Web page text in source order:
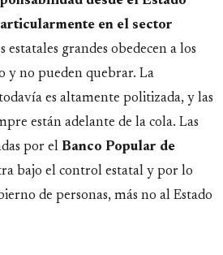
en el sector
estatales grandes obedecen a los
y no pueden quebrar. La
es altamente politizada, y las
están adelante de la cola. Las
por el Banco Popular de
bajo el control estatal y por lo
de personas, más no al Estado